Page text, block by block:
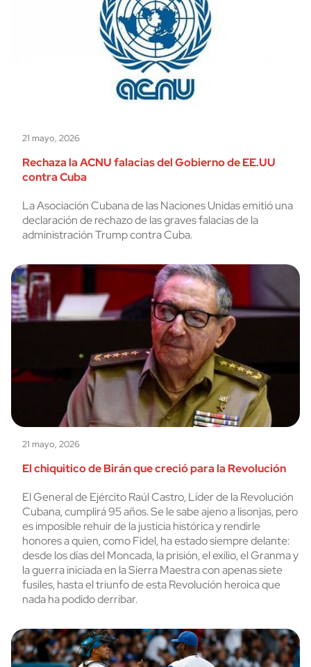
21 mayo, 2026
Rechaza la ACNU falacias del Gobierno de EE.UU
contra Cuba
La Asociación Cubana de las Naciones Unidas emitió una
declaración de rechazo de las graves falacias de la
administración Trump contra Cuba.
21 mayo, 2026
El chiquitico de Birán que creció para la Revolución
El General de Ejército Raúl Castro, Líder de la Revolución
Cubana, cumplirá 95 años. Se le sabe ajeno a lisonjas, pero
es imposible rehuir de la justicia histórica y rendirle
honores a quien, como Fidel, ha estado siempre delante:
desde los días del Moncada, la prisión, el exilio, el Granma y
la guerra iniciada en la Sierra Maestra con apenas siete
fusiles, hasta el triunfo de esta Revolución heroica que
nada ha podido derribar.